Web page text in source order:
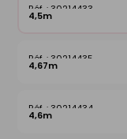
30214433
4,5m
30214435
4,67m
30214434
4,6m